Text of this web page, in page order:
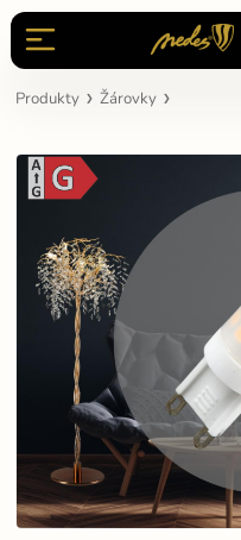
Produkty Žárovky